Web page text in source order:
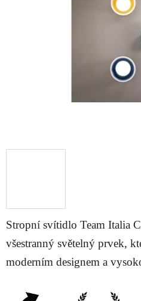
Stropní svítidlo Team Italia
všestranný světelný prvek,
moderním designem a